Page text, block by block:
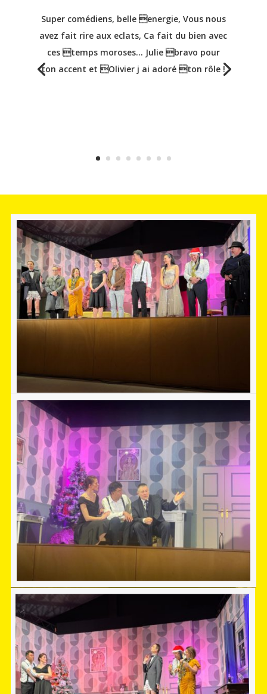
Super comédiens, belle energie, Vous nous
avez fait rire aux eclats, Ca fait du bien avec
ces temps moroses… Julie bravo pour
ton accent et Olivier j ai adoré ton rôle !
annonçant “Je m’en vais épouser la veuve
Cliquot”. J’avais cette réplique dans la tête
depuis toujours, sans me rappeler d’où elle
sortait. J’ai certainement vu la pièce il y a